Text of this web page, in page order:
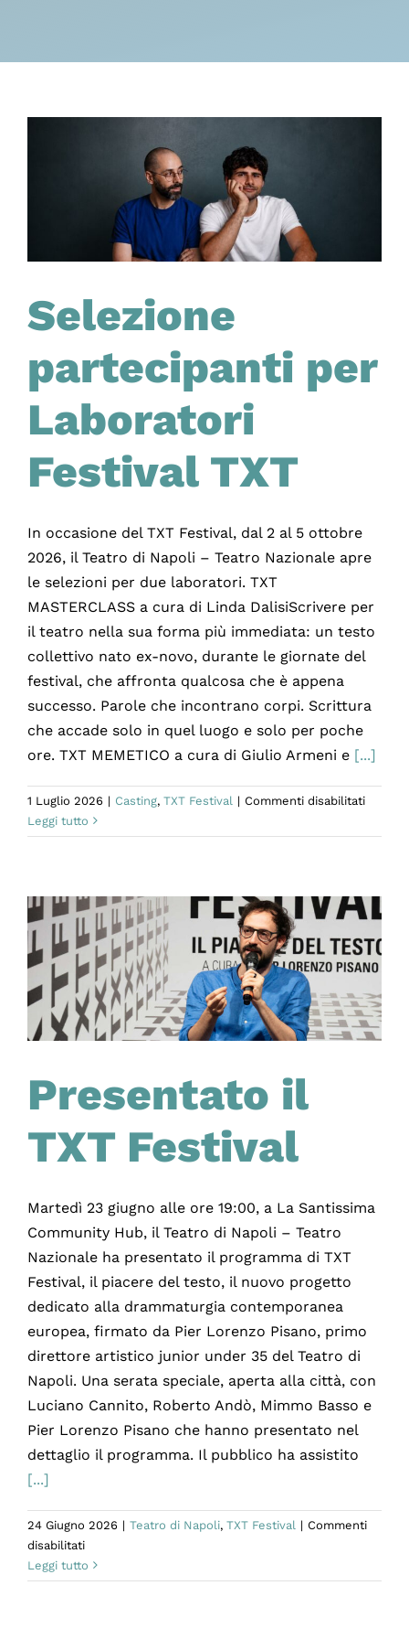
Selezione
partecipanti per
Laboratori
Festival TXT
In occasione del TXT Festival, dal 2 al 5 ottobre
2026, il Teatro di Napoli – Teatro Nazionale apre
le selezioni per due laboratori. TXT
MASTERCLASS a cura di Linda DalisiScrivere per
il teatro nella sua forma più immediata: un testo
collettivo nato ex-novo, durante le giornate del
festival, che affronta qualcosa che è appena
successo. Parole che incontrano corpi. Scrittura
che accade solo in quel luogo e solo per poche
ore. TXT MEMETICO a cura di Giulio Armeni e [...]
1 Luglio 2026 | Casting, TXT Festival | Commenti disabilitatisu
Festival
TXT
Leggi tutto
Presentato il
TXT Festival
Martedì 23 giugno alle ore 19:00, a La Santissima
Community Hub, il Teatro di Napoli – Teatro
Nazionale ha presentato il programma di TXT
Festival, il piacere del testo, il nuovo progetto
dedicato alla drammaturgia contemporanea
europea, firmato da Pier Lorenzo Pisano, primo
direttore artistico junior under 35 del Teatro di
Napoli. Una serata speciale, aperta alla città, con
Luciano Cannito, Roberto Andò, Mimmo Basso e
Pier Lorenzo Pisano che hanno presentato nel
dettaglio il programma. Il pubblico ha assistito
[...]
24 Giugno 2026 | Teatro di Napoli, TXT Festival | Commenti
disabilitatisu
Presentato
il
Leggi tutto